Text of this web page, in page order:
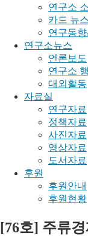
연구소
카드 뉴스
연구동
연구소뉴스
언론보도
연구소
대외활동
자료실
연구자료
정책자료
사진자료
영상자료
도서자료
후원
후원안내
후원현황
[76호] 주류